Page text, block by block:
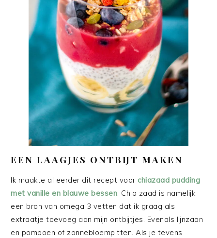
EEN LAAGJES ONTBIJT MAKEN
Ik maakte al eerder dit recept voorchiazaad pudding
met vanille en blauwe bessen. Chia zaad is namelijk
een bron van omega 3 vetten dat ik graag als
extraatje toevoeg aan mijn ontbijtjes. Evenals lijnzaan
en pompoen of zonnebloempitten. Als je tevens